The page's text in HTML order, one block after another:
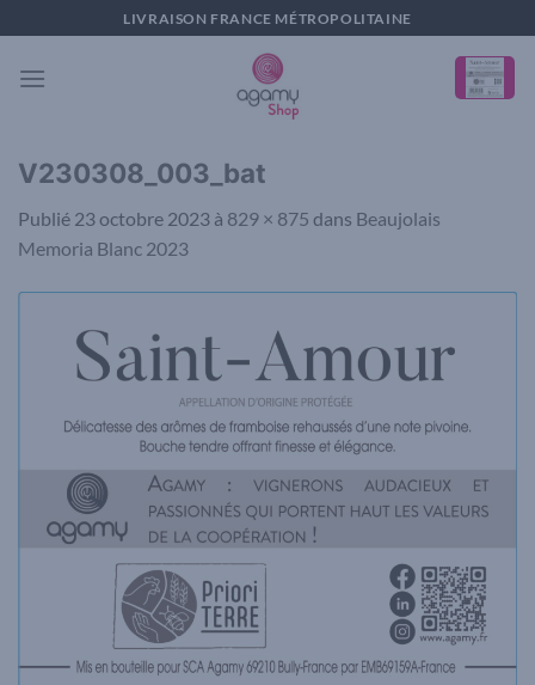
au
contenu
LIVRAISON FRANCE MÉTROPOLITAINE
V230308_003_bat
Publié 23 octobre 2023 à 829 × 875 dans Beaujolais
Memoria Blanc 2023